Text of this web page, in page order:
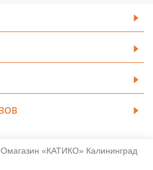
«КАТИКО» Калининград